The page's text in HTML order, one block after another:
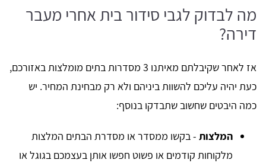
מה לבדוק לגבי סידור בית אחרי מעבר
דירה?
אז לאחר שקיבלתם מאיתנו 3 מסדרות בתים מומלצות באזורכם,
כעת יהיה עליכם להשוות ביניהם ולא רק מבחינת המחיר. יש
כמה היבטים שחשוב שתבדקו בנוסף:
המלצות - בקשו ממסדר או מסדרת הבתים המלצות
מלקוחות קודמים או פשוט חפשו אותן בעצמכם בגוגל או